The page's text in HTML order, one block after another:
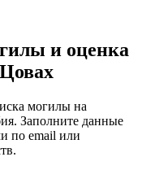
и оценка
могилы на
Заполните данные
по email или